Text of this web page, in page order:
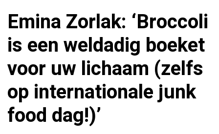
Emina Zorlak: ‘Broccoli
is een weldadig boeket
voor uw lichaam (zelfs
op internationale junk
food dag!)’